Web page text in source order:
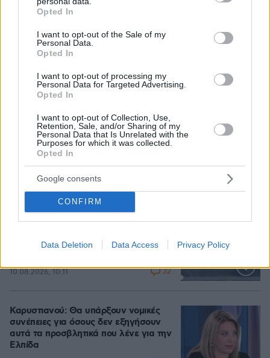
grant or deny consent to Google and its third-party tags to
use your data for below specified purposes in below Google
consent section.
Opted In
I want to opt-out of the Sale of my
Personal Data.
Opted In
I want to opt-out of processing my
Personal Data for Targeted Advertising.
Opted In
I want to opt-out of Collection, Use,
Retention, Sale, and/or Sharing of my
Personal Data that Is Unrelated with the
Purposes for which it was collected.
Opted In
Google consents
CONFIRM
Data Deletion Data Access Privacy Policy
Η 29χρονη με το χιτζάμπ που έκανε τη Zendaya να
μείνει με το στόμα ανοιχτό στο κόκκινο χαλί
10.08.2026, 07:31
Πάνω από 200 πυροσβέστες και
εναέρια στη φωτιά στον Κουβαρά:
σε εργοστάσιο και κτηνοτροφικές
10.08.2026, 10:11 32
Καρυστιανού: Θα υπάρξουν νομικές
συνέπειες για όσους δεν εξηγήσουν
αυτά τα προσβλητικά που λένε για την
Ελπίδα